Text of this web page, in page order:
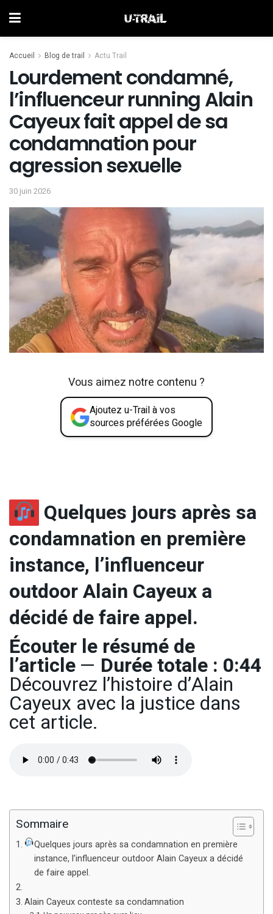
Accueil Blog de trail Actu Trail
Lourdement condamné,
l’influenceur running Alain
Cayeux fait appel de sa
condamnation pour
agression sexuelle
30 juin 2026
Vous aimez notre contenu ?
Ajoutez u-Trail à vos
sources préférées Google
Quelques jours après sa
condamnation en première
instance, l’influenceur
outdoor Alain Cayeux a
décidé de faire appel.
Écouter le résumé de
l’article— Durée totale : 0:44
Découvrez l’histoire d’Alain
Cayeux avec la justice dans
cet article.
Sommaire
Quelques jours après sa condamnation en première
instance, l’influenceur outdoor Alain Cayeux a décidé
de faire appel.
Alain Cayeux conteste sa condamnation